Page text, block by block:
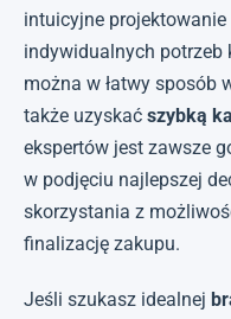
intuicyjne
indywidualnych potrzeb
można w łatwy sposób
także uzyskać szybką
ekspertów jest zawsze
w podjęciu najlepszej
skorzystania z
finalizację zakupu.
Jeśli szukasz idealnej